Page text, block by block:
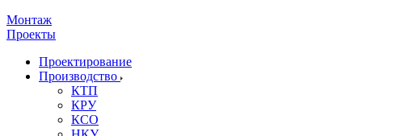
Монтаж
Проекты
Проектирование
Производство
КТП
КРУ
КСО